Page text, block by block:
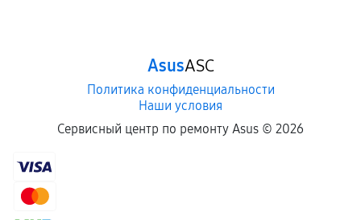
AsusASC
Политика конфиденциальности
Наши условия
Сервисный центр по ремонту Asus © 2026